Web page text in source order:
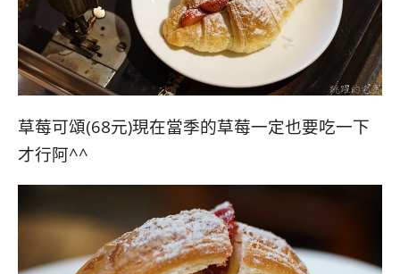
草莓可頌(68元)現在當季的草莓一定也要吃一下
才行阿^^